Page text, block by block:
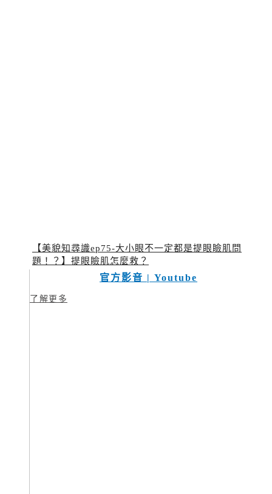
【美貌知尋識ep75-大小眼不一定都是提眼瞼肌問
題！？】提眼瞼肌怎麼救？
官方影音 | Youtube
了解更多